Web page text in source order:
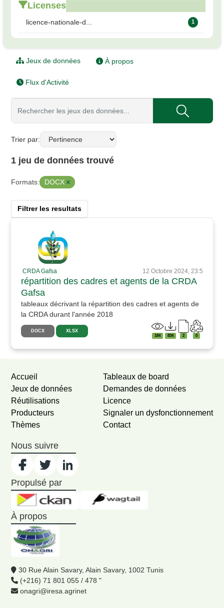
Licenses
licence-nationale-d... 1
Jeux de données À propos
Flux d'Activité
Trier par
1 jeu de données trouvé
Formats: DOCX
Filtrer les resultats
CRDA Gafsa 12 Octobre 2024, 23:5
répartition des cadres et agents de la CRDA
Gafsa
tableaux décrivant la répartition des cadres et agents de
la CRDA durant l'année 2018
DOCX XLSX
184 834 2 0
Accueil
Jeux de données
Réutilisations
Producteurs
Thèmes
Tableaux de board
Demandes de données
Licence
Signaler un dysfonctionnement
Contact
Nous suivre
Propulsé par
À propos
30 Rue Alain Savary, Alain Savary, 1002 Tunis
(+216) 71 801 055 / 478 "
onagri@iresa.agrinet